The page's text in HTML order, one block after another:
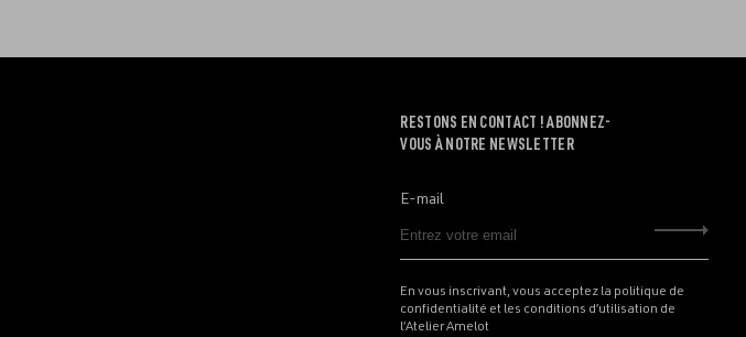
RESTONS EN CONTACT ! ABONNEZ-
VOUS À NOTRE NEWSLETTER
E-mail
En vous inscrivant, vous acceptez la politique de
confidentialité et les conditions d’utilisation de
l’Atelier Amelot